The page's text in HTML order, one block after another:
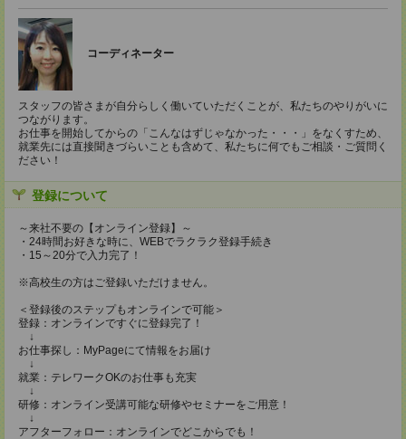
コーディネーター
スタッフの皆さまが自分らしく働いていただくことが、私たちのやりがいに
つながります。
お仕事を開始してからの「こんなはずじゃなかった・・・」をなくすため、
就業先には直接聞きづらいことも含めて、私たちに何でもご相談・ご質問く
ださい！
登録について
～来社不要の【オンライン登録】～
・24時間お好きな時に、WEBでラクラク登録手続き
・15～20分で入力完了！
※高校生の方はご登録いただけません。
＜登録後のステップもオンラインで可能＞
登録：オンラインですぐに登録完了！
↓
お仕事探し：MyPageにて情報をお届け
↓
就業：テレワークOKのお仕事も充実
↓
研修：オンライン受講可能な研修やセミナーをご用意！
↓
アフターフォロー：オンラインでどこからでも！